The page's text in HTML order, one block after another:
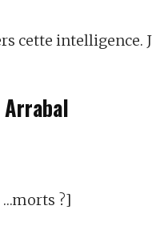
cette intelligence.
Arrabal
…morts ?]